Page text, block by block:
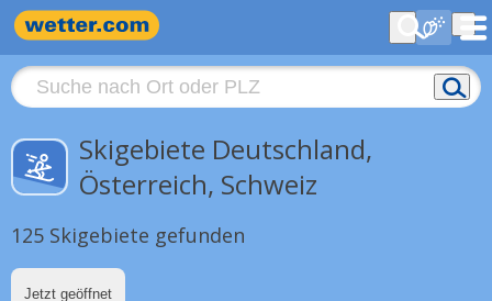
Skigebiete Deutschland,
Österreich, Schweiz
125 Skigebiete gefunden
Jetzt geöffnet